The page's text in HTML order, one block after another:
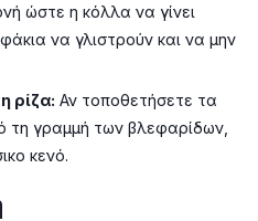
ώστε η κόλλα να γίνει
να γλιστρούν και να μην
ρίζα: Αν τοποθετήσετε τα
τη γραμμή των βλεφαρίδων,
κενό.